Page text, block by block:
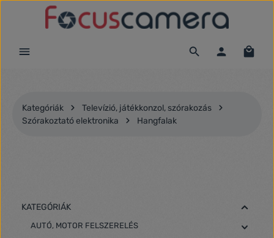
Ugrás a fő tartalomra
Kategóriák
Televízió, játékkonzol, szórakozás
Szórakoztató elektronika
Hangfalak
KATEGÓRIÁK
AUTÓ, MOTOR FELSZERELÉS